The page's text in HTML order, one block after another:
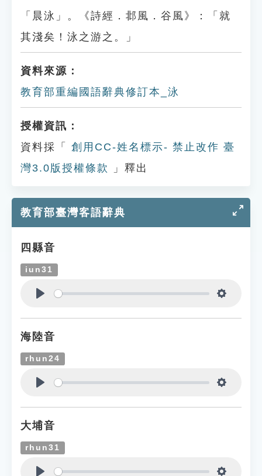
「晨泳」。《詩經．邶風．谷風》：「就
其淺矣！泳之游之。」
資料來源：
教育部重編國語辭典修訂本_泳
授權資訊：
資料採「
創用CC-姓名標示- 禁止改作 臺
灣3.0版授權條款
」釋出
教育部臺灣客語辭典
四縣音
iun31
海陸音
rhun24
大埔音
rhun31